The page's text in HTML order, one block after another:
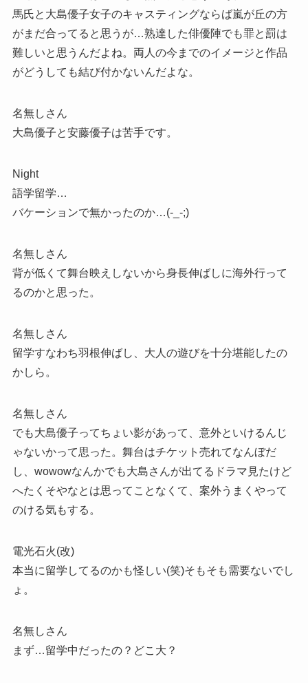
馬氏と大島優子女子のキャスティングならば嵐が丘の方
がまだ合ってると思うが…熟達した俳優陣でも罪と罰は
難しいと思うんだよね。両人の今までのイメージと作品
がどうしても結び付かないんだよな。
名無しさん
大島優子と安藤優子は苦手です。
Night
語学留学…
バケーションで無かったのか…(-_-;)
名無しさん
背が低くて舞台映えしないから身長伸ばしに海外行って
るのかと思った。
名無しさん
留学すなわち羽根伸ばし、大人の遊びを十分堪能したの
かしら。
名無しさん
でも大島優子ってちょい影があって、意外といけるんじ
ゃないかって思った。舞台はチケット売れてなんぼだ
し、wowowなんかでも大島さんが出てるドラマ見たけど
へたくそやなとは思ってことなくて、案外うまくやって
のける気もする。
電光石火(改)
本当に留学してるのかも怪しい(笑)そもそも需要ないでし
ょ。
名無しさん
まず…留学中だったの？どこ大？